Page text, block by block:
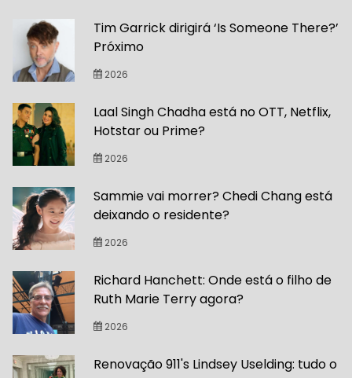
Tim Garrick dirigirá ‘Is Someone There?’
Próximo
2026
Laal Singh Chadha está no OTT, Netflix,
Hotstar ou Prime?
2026
Sammie vai morrer? Chedi Chang está
deixando o residente?
2026
Richard Hanchett: Onde está o filho de
Ruth Marie Terry agora?
2026
Renovação 911's Lindsey Uselding: tudo o